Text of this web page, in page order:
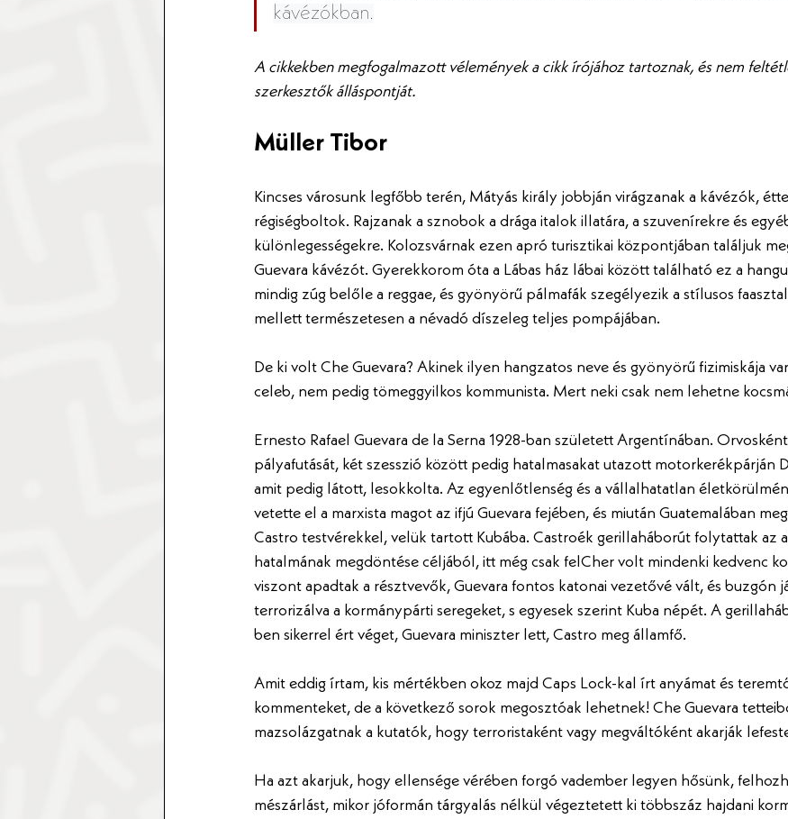
kávézókban.
A cikkekben megfogalmazott vélemények a cikk írójához tartoznak, és nem
szerkesztők álláspontját.
Müller Tibor
Kincses városunk legfőbb terén, Mátyás király jobbján virágzanak a kávézók,
régiségboltok. Rajzanak a sznobok a drága italok illatára, a szuvenírekre és
különlegességekre. Kolozsvárnak ezen apró turisztikai központjában találjuk
Guevara kávézót. Gyerekkorom óta a Lábas ház lábai között található ez a
mindig zúg belőle a reggae, és gyönyörű pálmafák szegélyezik a stílusos
mellett természetesen a névadó díszeleg teljes pompájában.
De ki volt Che Guevara? Akinek ilyen hangzatos neve és gyönyörű fizimiskája
celeb, nem pedig tömeggyilkos kommunista. Mert neki csak nem lehetne
Ernesto Rafael Guevara de la Serna 1928-ban született Argentínában.
pályafutását, két szesszió között pedig hatalmasakat utazott motorkerékpárján
amit pedig látott, lesokkolta. Az egyenlőtlenség és a vállalhatatlan
vetette el a marxista magot az ifjú Guevara fejében, és miután Guatemalában
Castro testvérekkel, velük tartott Kubába. Castroék gerillaháborút folytattak az
hatalmának megdöntése céljából, itt még csak felCher volt mindenki kedvenc
viszont apadtak a résztvevők, Guevara fontos katonai vezetővé vált, és buzgón
terrorizálva a kormánypárti seregeket, s egyesek szerint Kuba népét. A
ben sikerrel ért véget, Guevara miniszter lett, Castro meg államfő.
Amit eddig írtam, kis mértékben okoz majd Caps Lock-kal írt anyámat és
kommenteket, de a következő sorok megosztóak lehetnek! Che Guevara
mazsolázgatnak a kutatók, hogy terroristaként vagy megváltóként akarják
Ha azt akarjuk, hogy ellensége vérében forgó vadember legyen hősünk,
mészárlást, mikor jóformán tárgyalás nélkül végeztetett ki többszáz hajdani